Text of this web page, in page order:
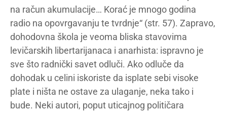
na račun akumulacije… Korać je mnogo godina
radio na opovrgavanju te tvrdnje“ (str. 57). Zapravo,
dohodovna škola je veoma bliska stavovima
levičarskih libertarijanaca i anarhista: ispravno je
sve što radnički savet odluči. Ako odluče da
dohodak u celini iskoriste da isplate sebi visoke
plate i ništa ne ostave za ulaganje, neka tako i
bude. Neki autori, poput uticajnog političara